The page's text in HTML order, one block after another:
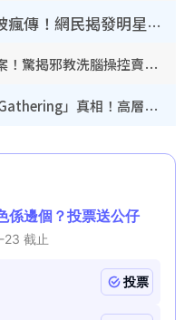
8大最冇禮貌藝人名單被瘋傳！網民揭發明星真面目 一致數臭呢位係無品天花板？
銀行高層「沉船」爆案中案！驚揭邪教洗腦操控賣淫被吞600萬 幕後黑手講多錯多
林芊妤親解12年前「殘廁Gathering」真相！高層解約一句話重創尊嚴至今拒返TVB